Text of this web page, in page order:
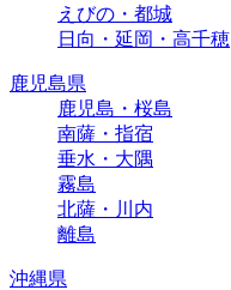
えびの・都城
日向・延岡・高千穂
鹿児島県
鹿児島・桜島
南薩・指宿
垂水・大隅
霧島
北薩・川内
離島
沖縄県